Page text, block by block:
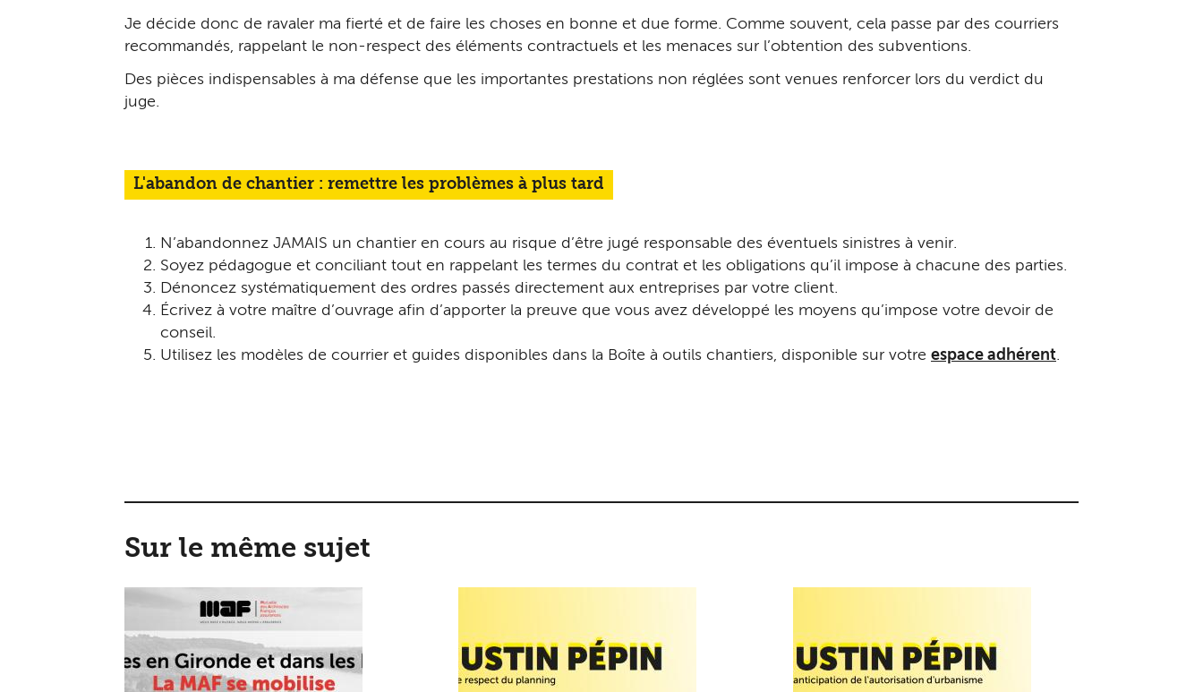
Je décide donc de ravaler ma fierté et de faire les choses en bonne et due forme. Comme souvent, cela passe par des courriers
recommandés, rappelant le non-respect des éléments contractuels et les menaces sur l’obtention des subventions.
Des pièces indispensables à ma défense que les importantes prestations non réglées sont venues renforcer lors du verdict du
juge.
L'abandon de chantier : remettre les problèmes à plus tard
N’abandonnez JAMAIS un chantier en cours au risque d’être jugé responsable des éventuels sinistres à venir.
Soyez pédagogue et conciliant tout en rappelant les termes du contrat et les obligations qu’il impose à chacune des parties.
Dénoncez systématiquement des ordres passés directement aux entreprises par votre client.
Écrivez à votre maître d’ouvrage afin d’apporter la preuve que vous avez développé les moyens qu’impose votre devoir de
conseil.
Utilisez les modèles de courrier et guides disponibles dans la Boîte à outils chantiers, disponible sur votre espace adhérent.
Sur le même sujet